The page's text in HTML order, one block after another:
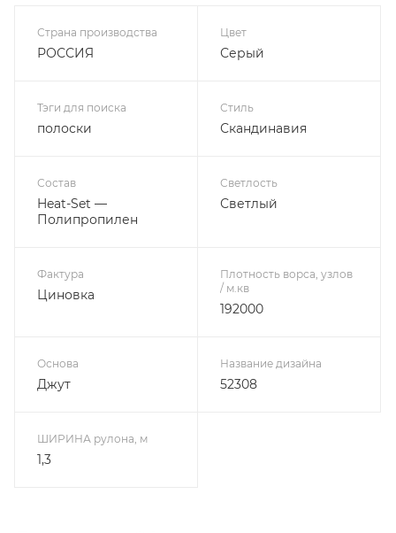
Страна производства
РОССИЯ
Цвет
Серый
Тэги для поиска
полоски
Стиль
Скандинавия
Состав
Heat-Set —
Полипропилен
Светлость
Светлый
Фактура
Циновка
Плотность ворса, узлов
/ м.кв
192000
Основа
Джут
Название дизайна
52308
ШИРИНА рулона, м
1,3